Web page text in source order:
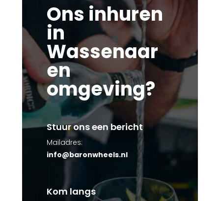
Ons inhuren
in
Wassenaar
en
omgeving?
Stuur ons een bericht
Mailadres:
info@baronwheels.nl
Kom langs